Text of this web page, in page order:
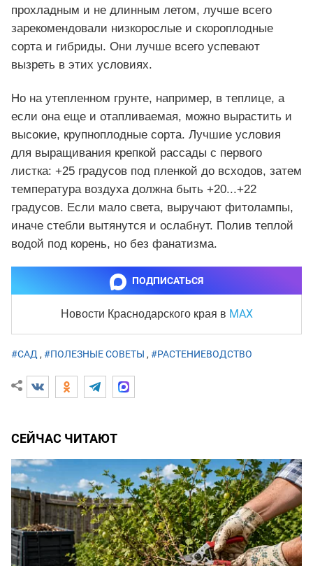
прохладным и не длинным летом, лучше всего
зарекомендовали низкорослые и скороплодные
сорта и гибриды. Они лучше всего успевают
вызреть в этих условиях.
Но на утепленном грунте, например, в теплице, а
если она еще и отапливаемая, можно вырастить и
высокие, крупноплодные сорта. Лучшие условия
для выращивания крепкой рассады с первого
листка: +25 градусов под пленкой до всходов, затем
температура воздуха должна быть +20...+22
градусов. Если мало света, выручают фитолампы,
иначе стебли вытянутся и ослабнут. Полив теплой
водой под корень, но без фанатизма.
ПОДПИСАТЬСЯ
Новости Краснодарского края в MAX
#САД, #ПОЛЕЗНЫЕ СОВЕТЫ , #РАСТЕНИЕВОДСТВО
СЕЙЧАС ЧИТАЮТ